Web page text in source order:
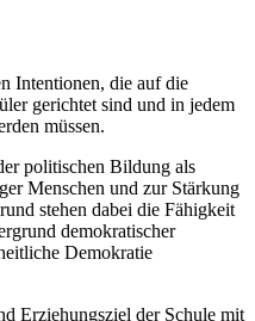
Intentionen, die auf die
gerichtet sind und in jedem
müssen.
politischen Bildung als
Menschen und zur Stärkung
stehen dabei die Fähigkeit
demokratischer
Demokratie
Erziehungsziel der Schule mit